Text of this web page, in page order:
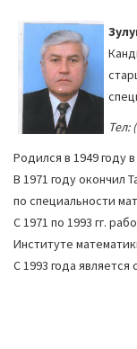
Тел:
Родился в 1949 году
В 1971 году окончил
по специальности
С 1971 по 1993 гг.
Институте
С 1993 года